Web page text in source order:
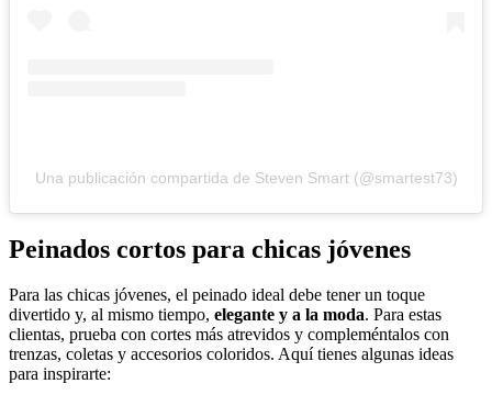
Una publicación compartida de Steven Smart (@smartest73)
Peinados cortos para chicas jóvenes
Para las chicas jóvenes, el peinado ideal debe tener un toque
divertido y, al mismo tiempo, elegante y a la moda. Para estas
clientas, prueba con cortes más atrevidos y compleméntalos con
trenzas, coletas y accesorios coloridos. Aquí tienes algunas ideas
para inspirarte: